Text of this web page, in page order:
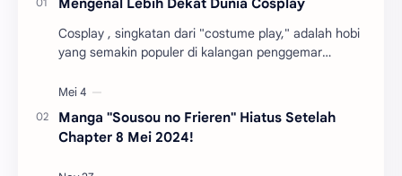
Mengenal Lebih Dekat Dunia Cosplay
Cosplay , singkatan dari "costume play," adalah hobi
yang semakin populer di kalangan penggemar
Manga "Sousou no Frieren" Hiatus Setelah
Chapter 8 Mei 2024!